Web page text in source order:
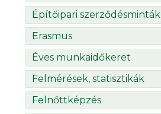
Építőipari szerződésminták
Erasmus
Éves munkaidőkeret
Felmérések, statisztikák
Felnőttképzés